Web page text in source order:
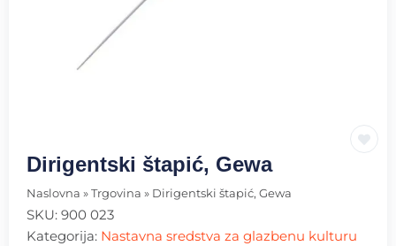
Dirigentski štapić, Gewa
Naslovna » Trgovina » Dirigentski štapić, Gewa
SKU: 900 023
Kategorija: Nastavna sredstva za glazbenu kulturu